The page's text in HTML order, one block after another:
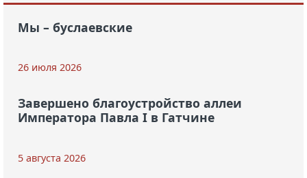
Мы – буслаевские
26 июля 2026
Завершено благоустройство аллеи
Императора Павла I в Гатчине
5 августа 2026